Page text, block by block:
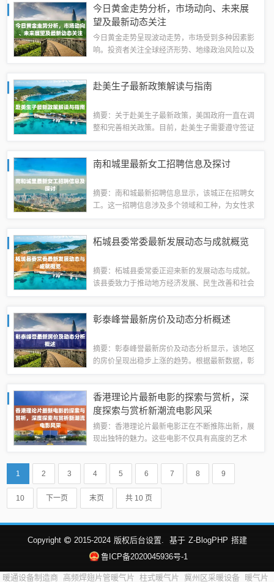
的编排，展示了晋剧艺术的独特魅力和深厚底蕴...
今日黄金走势分析，市场动向、未来展
望及最新动态关注
今日黄金走势呈现波动走势，市场受到多种因素影
响。投资者关注全球经济形势、地缘政治风险以及
市场不确定性的影响，波动可能加大。投资者应...
赴美生子最新政策解读与指南
摘要：关于赴美生子最新政策，美国政府一直在调
整和完善相关政策。目前，赴美生子需要遵守签证
间、医疗保险等方面也需要了解并遵守。最新政
南和城里最新女工招聘信息及探讨
摘要：南和城最新招聘信息显示，该城正在招聘女
工。这一招聘信息涉及多个领域和工种，为女性求
具体招聘信息细节和探讨可进一步了解。本文...
柘城县委常委最新发展动态与成就概览
摘要：柘城县委常委正迎来新的发展动态与成就。
该县委致力于推动地方经济发展、民生改善和社会
城县的发展注入了新的活力。县委领导班子以...
彰泰峰誉最新房价及动态分析概述
摘要：彰泰峰誉最新房价及动态分析显示，该地区
的房价呈现出稳步上涨的趋势。根据最新数据，彰
以关注相关动态，结合个人需求和实际情况做出...
香港理论片最新电影的探索与赏析，深
度探索与赏析新潮流电影风采
摘要：香港理论片最新电影正在不断推陈出新，展
现出独特的魅力。这些电影不仅具有高度的艺术
与赏析这些电影，观众可以深入了解香港电影工业
的创新与发展，感受其独特的文化内涵和艺术风...
1 2 3 4 5 6 7 8 9
10 下一页 末页 共 10 页
Copyright 2015-2024 版权后台设置. 基于 Z-BlogPHP 搭建
鲁ICP备2020045936号-1
暖通设备制造商 高频焊翅片管暖气片 柱式暖气片 冀州区采暖设备 暖气片